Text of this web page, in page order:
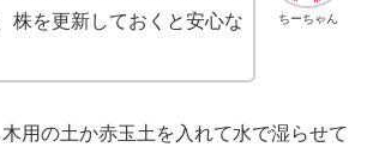
ちーちゃん
株を更新しておくと安心な
用の土か赤玉土を入れて水で湿らせて